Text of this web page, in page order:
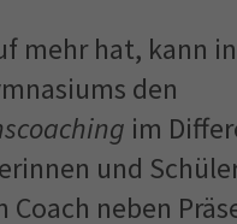
mehr hat, kann
den
im
und
Coach neben